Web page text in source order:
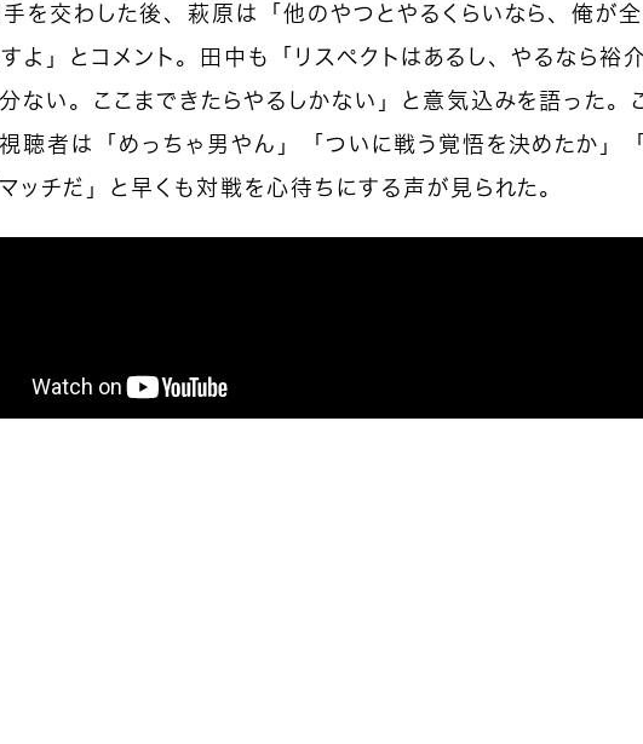
を交わした後、萩原は「他のやつとやるくらいなら、俺が
よ」とコメント。田中も「リスペクトはあるし、やるなら裕
ない。ここまできたらやるしかない」と意気込みを語った。
聴者は「めっちゃ男やん」「ついに戦う覚悟を決めたか」
ッチだ」と早くも対戦を心待ちにする声が見られた。